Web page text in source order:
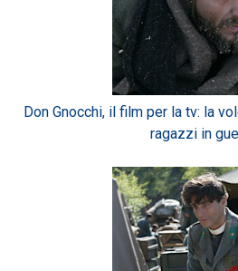
Don Gnocchi, il film per la tv: la
ragazzi in